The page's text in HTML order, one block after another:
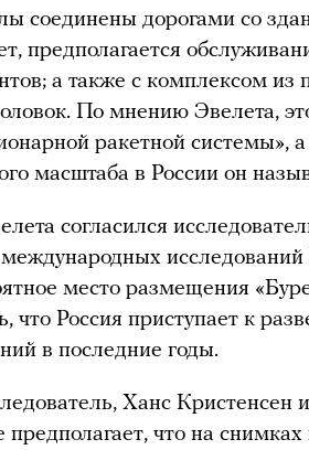
соединены дорогами со
предполагается
а также с комплексом из
По мнению Эвелета,
ракетной системы»,
масштаба в России он
согласился
международных
место размещения
что Россия приступает к
в последние годы.
Ханс Кристенсен
предполагает, что на